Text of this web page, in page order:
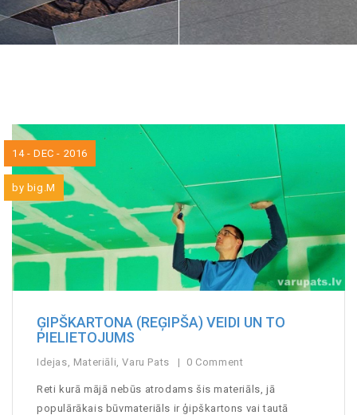
14 - DEC - 2016
by big.M
ĢIPŠKARTONA (REĢIPŠA) VEIDI UN TO
PIELIETOJUMS
Idejas, Materiāli,Varu Pats 0 Comment
Reti kurā mājā nebūs atrodams šis materiāls, jā
populārākais būvmateriāls ir ģipškartons vai tautā